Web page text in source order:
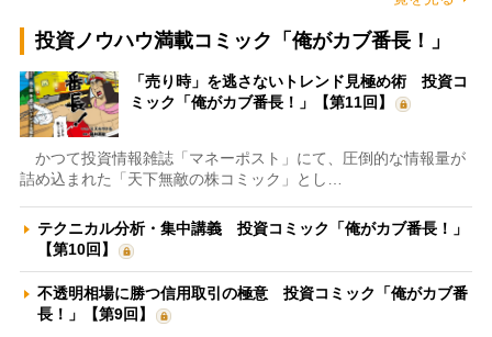
投資ノウハウ満載コミック「俺がカブ番長！」
「売り時」を逃さないトレンド見極め術 投資コ
ミック「俺がカブ番長！」【第11回】
かつて投資情報雑誌「マネーポスト」にて、圧倒的な情報量が
詰め込まれた「天下無敵の株コミック」とし…
テクニカル分析・集中講義 投資コミック「俺がカブ番長！」
【第10回】
不透明相場に勝つ信用取引の極意 投資コミック「俺がカブ番
長！」【第9回】